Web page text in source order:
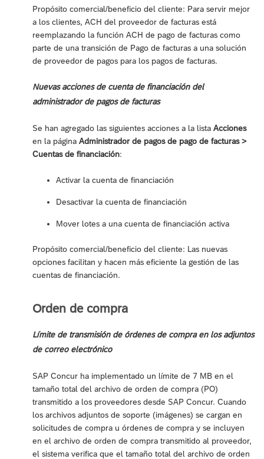
Propósito comercial/beneficio del cliente: Para servir mejor
a los clientes, ACH del proveedor de facturas está
reemplazando la función ACH de pago de facturas como
parte de una transición de Pago de facturas a una solución
de proveedor de pagos para los pagos de facturas.
Nuevas acciones de cuenta de financiación del
administrador de pagos de facturas
Se han agregado las siguientes acciones a la lista Acciones
en la página Administrador de pagos de pago de facturas >
Cuentas de financiación:
Activar la cuenta de financiación
Desactivar la cuenta de financiación
Mover lotes a una cuenta de financiación activa
Propósito comercial/beneficio del cliente: Las nuevas
opciones facilitan y hacen más eficiente la gestión de las
cuentas de financiación.
Orden de compra
Límite de transmisión de órdenes de compra en los adjuntos
de correo electrónico
SAP Concur ha implementado un límite de 7 MB en el
tamaño total del archivo de orden de compra (PO)
transmitido a los proveedores desde SAP Concur. Cuando
los archivos adjuntos de soporte (imágenes) se cargan en
solicitudes de compra u órdenes de compra y se incluyen
en el archivo de orden de compra transmitido al proveedor,
el sistema verifica que el tamaño total del archivo de orden